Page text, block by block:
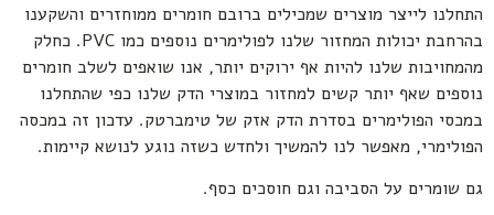
התחלנו לייצר מוצרים שמכילים ברובם חומרים ממוחזרים והשקענו
בהרחבת יכולות המחזור שלנו לפולימרים נוספים כמו PVC. כחלק
מהמחויבות שלנו להיות אף ירוקים יותר, אנו שואפים לשלב חומרים
נוספים שאף יותר קשים למחזור במוצרי הדק שלנו כפי שהתחלנו
במכסי הפולימרים בסדרת הדק אזק של טימברטק. עדכון זה במכסה
הפולימרי, מאפשר לנו להמשיך ולחדש כשזה נוגע לנושא קיימות.
גם שומרים על הסביבה וגם חוסכים כסף.